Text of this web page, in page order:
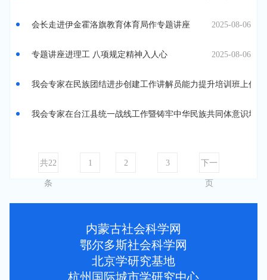
会长走进伊金霍洛旗教育体育局作专题讲座 2025-08-06
专题讲座进理工 八项规定精神入人心 2025-08-06
我会专家在民族团结进步创建工作讲解员能力提升培训班上作讲
我会专家在台江县统一战线工作暨铸牢中华民族共同体意识培
共22
条
1 2 3 下一
页
内蒙古社会科学网
鄂尔多斯社会科学网
北京学研究基地
杭州国际城市学研究中心